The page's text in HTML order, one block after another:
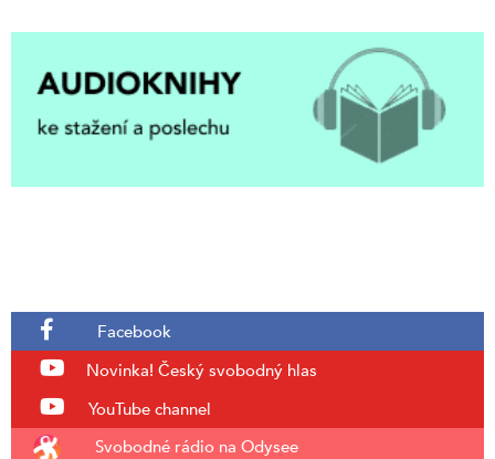
Facebook
Novinka! Český svobodný hlas
YouTube channel
Svobodné rádio na Odysee